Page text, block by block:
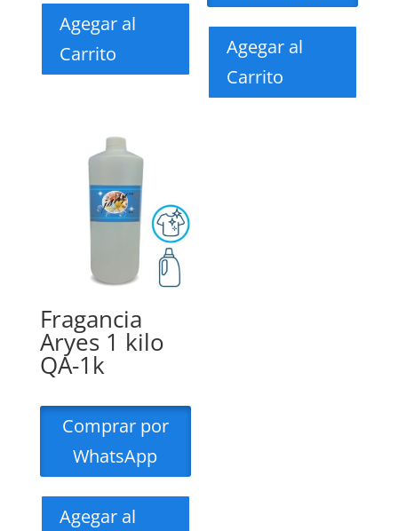
Agegar al
Carrito
Agegar al
Carrito
Fragancia
Aryes 1 kilo
QA-1k
Comprar por
WhatsApp
Agegar al